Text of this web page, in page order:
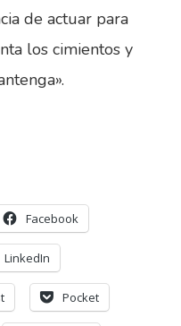
de actuar para
los cimientos y
Facebook
LinkedIn
Pocket